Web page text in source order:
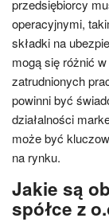
przedsiębiorcy
operacyjnymi,
składki na
mogą się różnić
zatrudnionych
powinni być
działalności
może być
na rynku.
Jakie są
spółce z